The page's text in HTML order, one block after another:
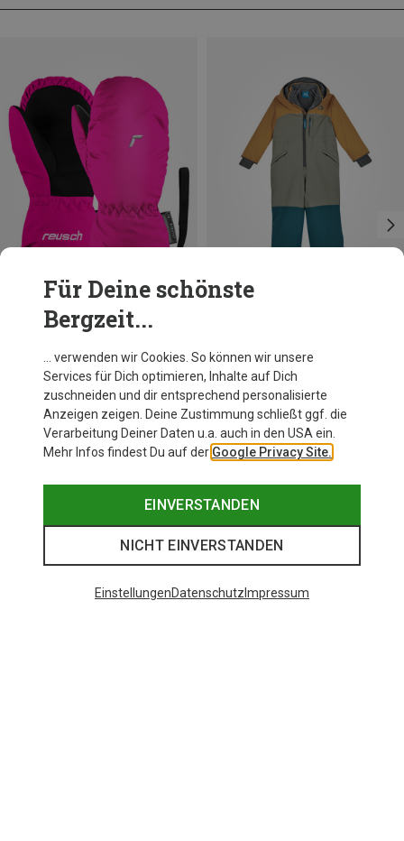
Du sparst 30%
Für Deine schönste
Bergzeit...
… verwenden wir Cookies. So können wir unsere
Services für Dich optimieren, Inhalte auf Dich
zuschneiden und dir entsprechend personalisierte
Anzeigen zeigen. Deine Zustimmung schließt ggf. die
Verarbeitung Deiner Daten u.a. auch in den USA ein.
Mehr Infos findest Du auf der Google Privacy Site.
EINVERSTANDEN
NICHT EINVERSTANDEN
EinstellungenDatenschutz Impressum